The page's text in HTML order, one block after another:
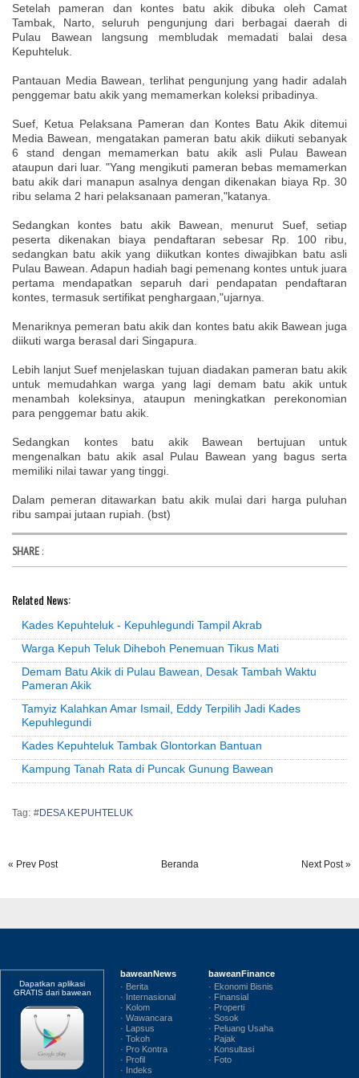
Setelah pameran dan kontes batu akik dibuka oleh Camat
Tambak, Narto, seluruh pengunjung dari berbagai daerah di
Pulau Bawean langsung membludak memadati balai desa
Kepuhteluk.
Pantauan Media Bawean, terlihat pengunjung yang hadir adalah
penggemar batu akik yang memamerkan koleksi pribadinya.
Suef, Ketua Pelaksana Pameran dan Kontes Batu Akik ditemui
Media Bawean, mengatakan pameran batu akik diikuti sebanyak
6 stand dengan memamerkan batu akik asli Pulau Bawean
ataupun dari luar. "Yang mengikuti pameran bebas memamerkan
batu akik dari manapun asalnya dengan dikenakan biaya Rp. 30
ribu selama 2 hari pelaksanaan pameran,"katanya.
Sedangkan kontes batu akik Bawean, menurut Suef, setiap
peserta dikenakan biaya pendaftaran sebesar Rp. 100 ribu,
sedangkan batu akik yang diikutkan kontes diwajibkan batu asli
Pulau Bawean. Adapun hadiah bagi pemenang kontes untuk juara
pertama mendapatkan separuh dari pendapatan pendaftaran
kontes, termasuk sertifikat penghargaan,"ujarnya.
Menariknya pemeran batu akik dan kontes batu akik Bawean juga
diikuti warga berasal dari Singapura.
Lebih lanjut Suef menjelaskan tujuan diadakan pameran batu akik
untuk memudahkan warga yang lagi demam batu akik untuk
menambah koleksinya, ataupun meningkatkan perekonomian
para penggemar batu akik.
Sedangkan kontes batu akik Bawean bertujuan untuk
mengenalkan batu akik asal Pulau Bawean yang bagus serta
memiliki nilai tawar yang tinggi.
Dalam pemeran ditawarkan batu akik mulai dari harga puluhan
ribu sampai jutaan rupiah. (bst)
SHARE :
Related News:
Kades Kepuhteluk - Kepuhlegundi Tampil Akrab
Warga Kepuh Teluk Diheboh Penemuan Tikus Mati
Demam Batu Akik di Pulau Bawean, Desak Tambah Waktu
Pameran Akik
Tamyiz Kalahkan Amar Ismail, Eddy Terpilih Jadi Kades
Kepuhlegundi
Kades Kepuhteluk Tambak Glontorkan Bantuan
Kampung Tanah Rata di Puncak Gunung Bawean
Tag: #DESA KEPUHTELUK
« Prev Post Next Post »
Beranda
Dapatkan aplikasi
GRATIS dari bawean
baweanNews
· Berita
· Internasional
· Kolom
· Wawancara
· Lapsus
· Tokoh
· Pro Kontra
· Profil
· Indeks
baweanFinance
· Ekonomi Bisnis
· Finansial
· Properti
· Sosok
· Peluang Usaha
· Pajak
· Konsultasi
· Foto